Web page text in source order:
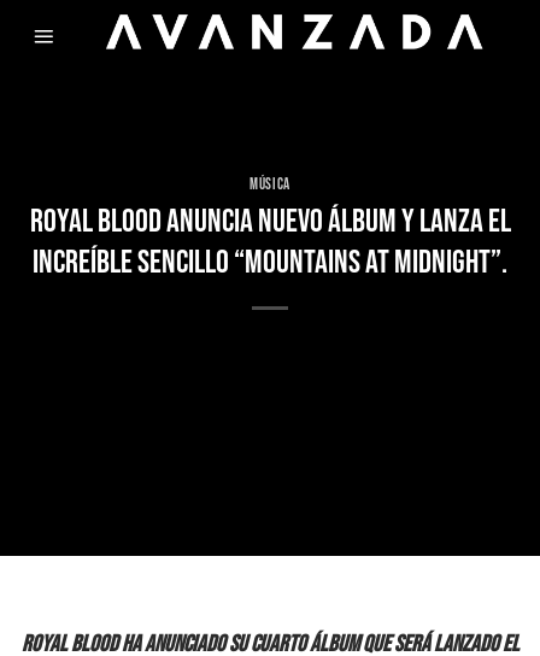
MÚSICA
ROYAL BLOOD ANUNCIA NUEVO ÁLBUM Y LANZA EL
INCREÍBLE SENCILLO “MOUNTAINS AT MIDNIGHT”.
Royal Blood ha anunciado su cuarto álbum que será lanzado el